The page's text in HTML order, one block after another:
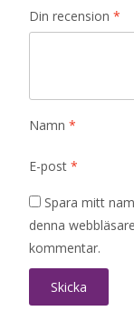
Din recension *
Namn *
E-post *
Spara mitt
denna
kommentar.